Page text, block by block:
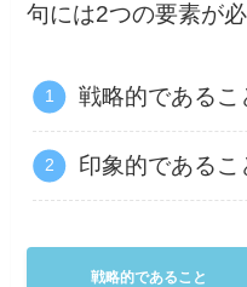
句には2つの要素が
戦略的であるこ
印象的であるこ
戦略的であること